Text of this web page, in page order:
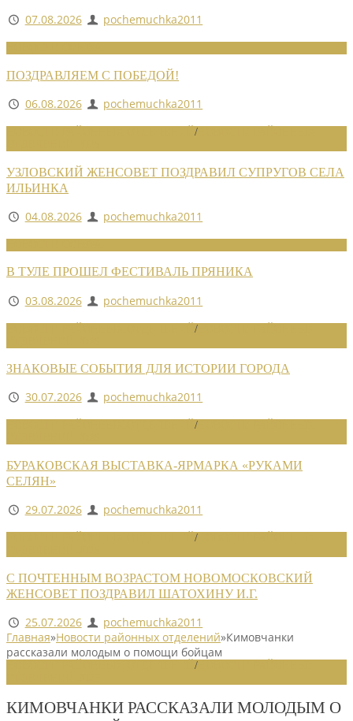
07.08.2026
pochemuchka2011
ПОЗДРАВЛЯЕМ С ПОБЕДОЙ!
06.08.2026
pochemuchka2011
/
УЗЛОВСКИЙ ЖЕНСОВЕТ ПОЗДРАВИЛ СУПРУГОВ СЕЛА
ИЛЬИНКА
04.08.2026
pochemuchka2011
В ТУЛЕ ПРОШЕЛ ФЕСТИВАЛЬ ПРЯНИКА
03.08.2026
pochemuchka2011
/
ЗНАКОВЫЕ СОБЫТИЯ ДЛЯ ИСТОРИИ ГОРОДА
30.07.2026
pochemuchka2011
/
БУРАКОВСКАЯ ВЫСТАВКА-ЯРМАРКА «РУКАМИ
СЕЛЯН»
29.07.2026
pochemuchka2011
/
С ПОЧТЕННЫМ ВОЗРАСТОМ НОВОМОСКОВСКИЙ
ЖЕНСОВЕТ ПОЗДРАВИЛ ШАТОХИНУ И.Г.
25.07.2026
pochemuchka2011
Главная»Новости районных отделений»Кимовчанки
рассказали молодым о помощи бойцам
/
КИМОВЧАНКИ РАССКАЗАЛИ МОЛОДЫМ О